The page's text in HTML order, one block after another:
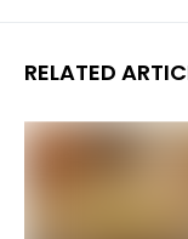
RELATED